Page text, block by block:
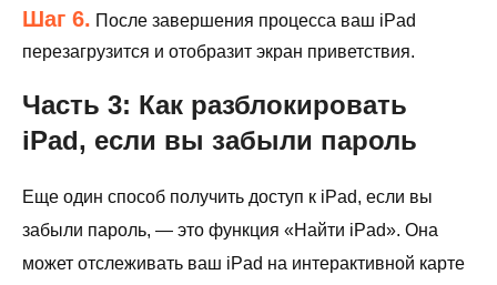
Шаг 6. После завершения процесса ваш iPad
перезагрузится и отобразит экран приветствия.
Часть 3: Как разблокировать
iPad, если вы забыли пароль
Еще один способ получить доступ к iPad, если вы
забыли пароль, — это функция «Найти iPad». Она
может отслеживать ваш iPad на интерактивной карте